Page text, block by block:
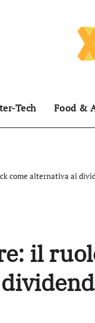
Tech Food &
come alternativa ai
il